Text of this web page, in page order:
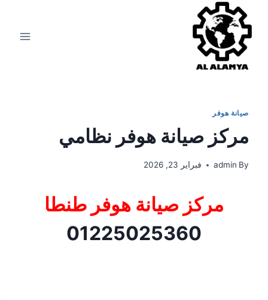
صيانة هوفر
مركز صيانة هوفر نظامي
By
admin فبراير 23, 2026
مركز صيانة هوفر طنطا
01225025360